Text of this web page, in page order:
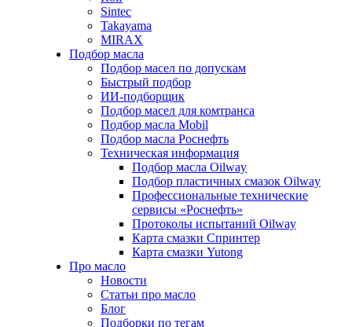
Sintec
Takayama
MIRAX
Подбор масла
Подбор масел по допускам
Быстрый подбор
ИИ-подборщик
Подбор масел для комтранса
Подбор масла Mobil
Подбор масла Роснефть
Техническая информация
Подбор масла Oilway
Подбор пластичных смазок Oilway
Профессиональные технические
сервисы «Роснефть»
Протоколы испытаний Oilway
Карта смазки Спринтер
Карта смазки Yutong
Про масло
Новости
Статьи про масло
Блог
Подборки по тегам